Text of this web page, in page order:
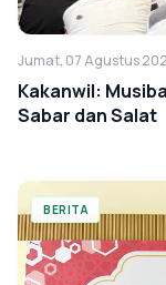
Jumat, 07 Agustus
Kakanwil:
Sabar dan Salat
BERITA